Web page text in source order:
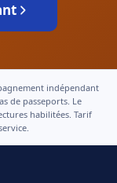
indépendant
de passeports. Le
habilitées. Tarif